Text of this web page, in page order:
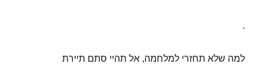
.
למה שלא תחזרי למלחמה, אל תהיי סתם תיירת